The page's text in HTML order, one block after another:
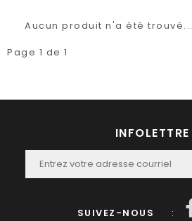
Aucun produit n'a été trouvé...
Page 1 de 1
INFOLETTRE
SUIVEZ-NOUS :